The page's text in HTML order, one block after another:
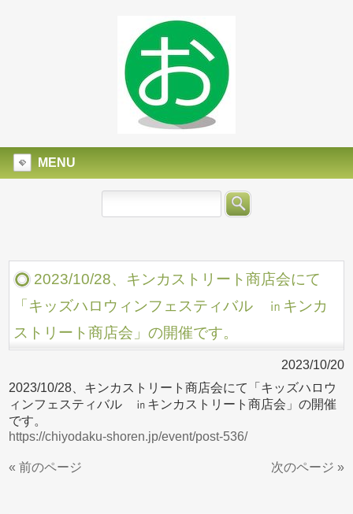
MENU
2023/10/28、キンカストリート商店会にて
「キッズハロウィンフェスティバル ㏌キンカ
ストリート商店会」の開催です。
2023/10/20
2023/10/28、キンカストリート商店会にて「キッズハロウ
ィンフェスティバル ㏌キンカストリート商店会」の開催
です。
https://chiyodaku-shoren.jp/event/post-536/
« 前のページ 次のページ »